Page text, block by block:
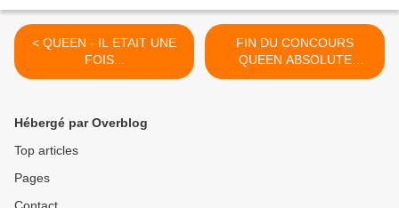
< QUEEN - IL ETAIT UNE
FOIS...
FIN DU CONCOURS
QUEEN ABSOLUTE
GREATEST! >
Hébergé par Overblog
Top articles
Pages